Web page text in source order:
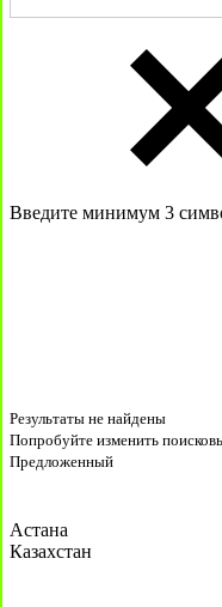
Введите минимум 3
Результаты не найдены
Попробуйте изменить
Предложенный
Астана
Казахстан